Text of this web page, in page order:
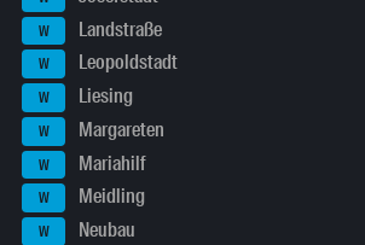
W Landstraße
W Leopoldstadt
W Liesing
W Margareten
W Mariahilf
W Meidling
W Neubau